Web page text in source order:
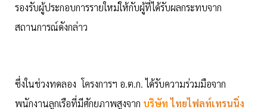
รองรับผู้ประกอบการรายใหม่ให้กับผู้ที่ได้รับผลกระทบจาก
สถานการณ์ดังกล่าว
ซึ่งในช่วงทดลอง โครงการฯ อ.ต.ก. ได้รับความร่วมมือจาก
พนักงานลูกเรือที่มีศักยภาพสูงจาก บริษัทไทยไฟลท์เทรนนิ่ง